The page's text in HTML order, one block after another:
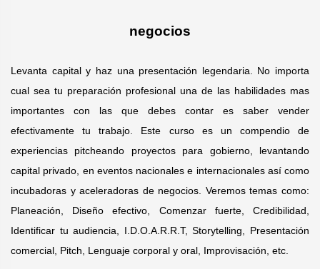
negocios
Levanta capital y haz una presentación legendaria. No importa
cual sea tu preparación profesional una de las habilidades mas
importantes con las que debes contar es saber vender
efectivamente tu trabajo. Este curso es un compendio de
experiencias pitcheando proyectos para gobierno, levantando
capital privado, en eventos nacionales e internacionales así como
incubadoras y aceleradoras de negocios. Veremos temas como:
Planeación, Diseño efectivo, Comenzar fuerte, Credibilidad,
Identificar tu audiencia, I.D.O.A.R.R.T, Storytelling, Presentación
comercial, Pitch, Lenguaje corporal y oral, Improvisación, etc.